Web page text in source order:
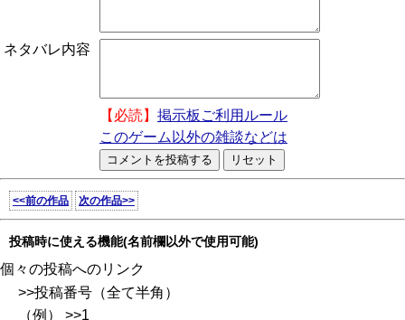
ネタバレ内容
【必読】 掲示板ご利用ルール
このゲーム以外の雑談などは
<<前の作品 次の作品>>
投稿時に使える機能(名前欄以外で使用可能)
個々の投稿へのリンク
>>投稿番号（全て半角）
（例） >>1